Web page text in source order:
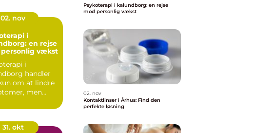
02. nov
i
en rejse
vækst
i
handler
om at lindre
men
31. okt
Psykoterapi i kalundborg: en rejse
mod personlig vækst
02. nov
Kontaktlinser i Århus: Find den
perfekte løsning